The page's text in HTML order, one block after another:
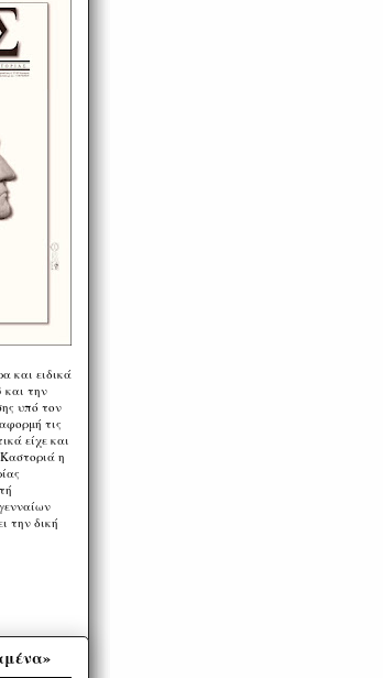
και ειδικά
και την
υπό τον
τις
είχε και
η
την δική